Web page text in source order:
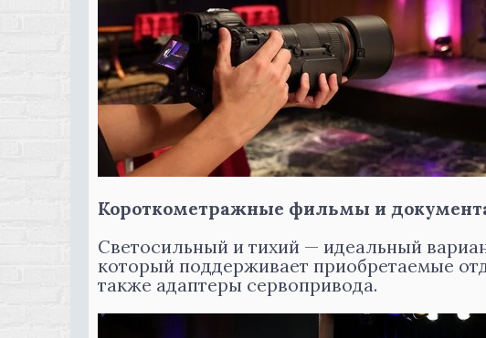
Короткометражные фильмы и
Светосильный и тихий — идеальный
который поддерживает приобретаемые
также адаптеры сервопривода.